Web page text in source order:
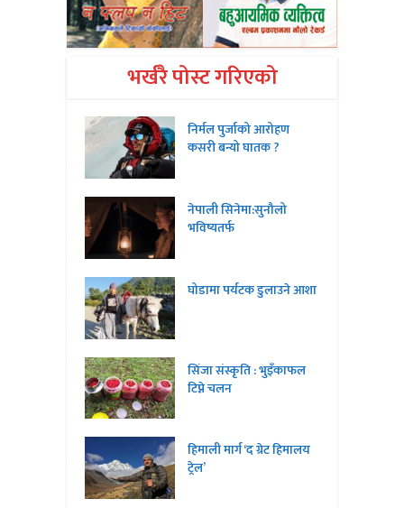
भर्खरै पोस्ट गरिएको
निर्मल पुर्जाको आरोहण
कसरी बन्यो घातक ?
नेपाली सिनेमा:सुनौलो
भविष्यतर्फ
घोडामा पर्यटक डुलाउने आशा
सिंजा संस्कृति : भुइँकाफल
टिप्ने चलन
हिमाली मार्ग ‘द ग्रेट हिमालय
ट्रेल’